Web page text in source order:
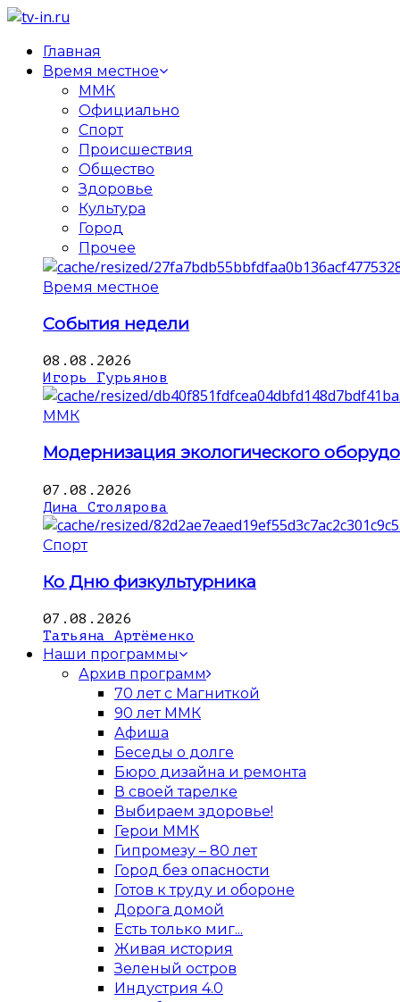
Главная
Время местное
ММК
Официально
Спорт
Происшествия
Общество
Здоровье
Культура
Город
Прочее
Время местное
События недели
08.08.2026
Игорь Гурьянов
ММК
Модернизация экологического
07.08.2026
Дина Столярова
Спорт
Ко Дню физкультурника
07.08.2026
Татьяна Артёменко
Наши программы
Архив программ
70 лет с Магниткой
90 лет ММК
Афиша
Беседы о долге
Бюро дизайна и ремонта
В своей тарелке
Выбираем здоровье!
Герои ММК
Гипромезу – 80 лет
Город без опасности
Готов к труду и обороне
Дорога домой
Есть только миг...
Живая история
Зеленый остров
Индустрия 4.0